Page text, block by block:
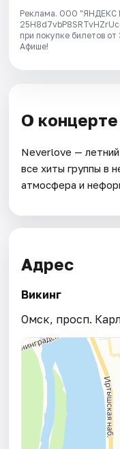
Реклама. ООО
при покупке билетов
Афише!
О концерте
Neverlove —
все хиты группы в
атмосфера и
Адрес
Викинг
Омск, просп.